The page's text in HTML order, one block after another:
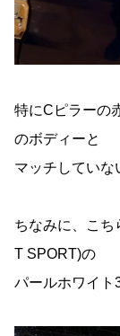
特にCピラーの
のボディーと
マッチしていな
ちなみに、こち
T SPORT)の
パールホワイト